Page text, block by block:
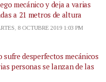
mecánico y deja a varias
a 21 metros de altura
8 OCTUBRE 2019 1:03 PM
sufre desperfectos mecánicos
personas se lanzan de las